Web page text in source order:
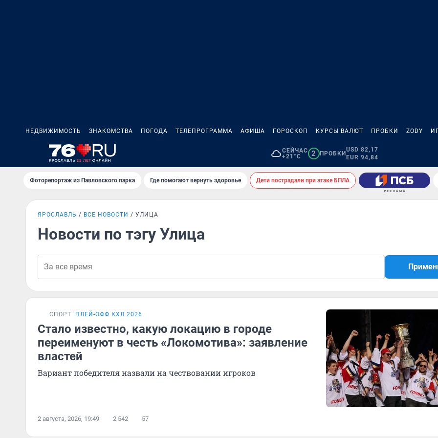
НЕДВИЖИМОСТЬ ЗНАКОМСТВА ПОГОДА ТЕЛЕПРОГРАММА АФИША ГОРОСКОП КУРСЫ ВАЛЮТ ПРОБКИ ZODY
СЕЙЧАС
+21°C
2 ПРОБКИ
USD 82,17
EUR 94,84
Фоторепортаж из Павловского парка Где помогают вернуть здоровье Дети пострадали при атаке БПЛА
ЯРОСЛАВЛЬ ВСЕ НОВОСТИ УЛИЦА
Новости по тэгу Улица
СПОРТ ПЛЕЙ-ОФФ КХЛ 2026
Стало известно, какую локацию в городе
переименуют в честь «Локомотива»: заявление
властей
Вариант победителя назвали на чествовании игроков
2 августа, 2026, 19:49 2 542 57